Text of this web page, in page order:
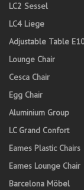
LC2 Sessel
LC4 Liege
Adjustable Table
Lounge Chair
Cesca Chair
Egg Chair
Aluminium Group
LC Grand Confort
Eames Plastic Chairs
Eames Lounge Chair
Barcelona Möbel